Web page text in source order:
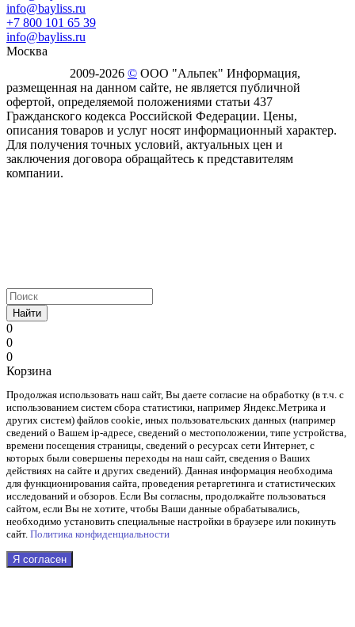
info@bayliss.ru
+7 800 101 65 39
info@bayliss.ru
Москва
2009-2026 © ООО "Альпек" Информация,
размещенная на данном сайте, не является публичной
офертой, определяемой положениями статьи 437
Гражданского кодекса Российской Федерации. Цены,
описания товаров и услуг носят информационный характер.
Для получения точных условий, актуальных цен и
заключения договора обращайтесь к представителям
компании.
Найти
0
0
0
Корзина
Продолжая использовать наш cайт, Вы даете согласие на обработку (в т.ч. с
использованием систем сбора статистики, например Яндекс.Метрика и
других систем) файлов cookie, иных пользовательских данных (например
сведений о Вашем ip-адресе, сведений о местоположении, типе устройства,
времени посещения страницы, сведений о ресурсах сети Интернет, с
которых были совершены переходы на наш сайт, сведения о Ваших
действиях на сайте и других сведений). Данная информация необходима
для функционирования сайта, проведения ретаргетинга и статистических
исследований и обзоров. Если Вы согласны, продолжайте пользоваться
сайтом, если Вы не хотите, чтобы Ваши данные обрабатывались,
необходимо установить специальные настройки в браузере или покинуть
сайт. Политика конфиденциальности
Я согласен